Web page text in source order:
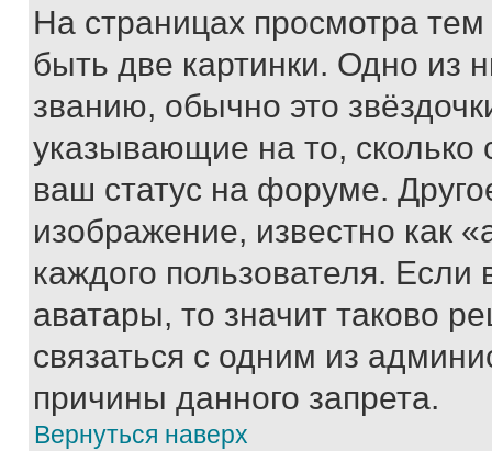
На страницах просмотра
быть две картинки. Одно из
званию, обычно это
указывающие на то,
ваш статус на форуме.
изображение, известно как
каждого пользователя.
аватары, то значит таково
связаться с одним из
причины данного запрета.
Вернуться наверх